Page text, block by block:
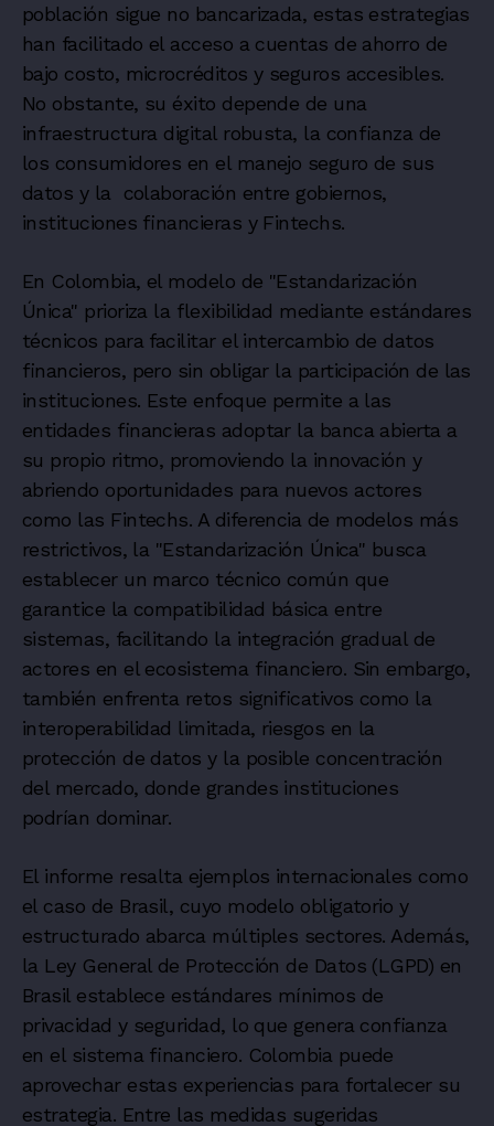
población sigue no bancarizada, estas estrategias
han facilitado el acceso a cuentas de ahorro de
bajo costo, microcréditos y seguros accesibles.
No obstante, su éxito depende de una
infraestructura digital robusta, la confianza de
los consumidores en el manejo seguro de sus
datos y la colaboración entre gobiernos,
instituciones financieras y Fintechs.
En Colombia, el modelo de "Estandarización
Única" prioriza la flexibilidad mediante estándares
técnicos para facilitar el intercambio de datos
financieros, pero sin obligar la participación de las
instituciones. Este enfoque permite a las
entidades financieras adoptar la banca abierta a
su propio ritmo, promoviendo la innovación y
abriendo oportunidades para nuevos actores
como las Fintechs. A diferencia de modelos más
restrictivos, la "Estandarización Única" busca
establecer un marco técnico común que
garantice la compatibilidad básica entre
sistemas, facilitando la integración gradual de
actores en el ecosistema financiero. Sin embargo,
también enfrenta retos significativos como la
interoperabilidad limitada, riesgos en la
protección de datos y la posible concentración
del mercado, donde grandes instituciones
podrían dominar.
El informe resalta ejemplos internacionales como
el caso de Brasil, cuyo modelo obligatorio y
estructurado abarca múltiples sectores. Además,
la Ley General de Protección de Datos (LGPD) en
Brasil establece estándares mínimos de
privacidad y seguridad, lo que genera confianza
en el sistema financiero. Colombia puede
aprovechar estas experiencias para fortalecer su
estrategia. Entre las medidas sugeridas